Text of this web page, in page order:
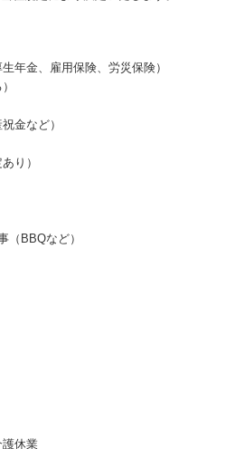
年金、雇用保険、労災保険）
金など）
り）
（BBQなど）
護休業